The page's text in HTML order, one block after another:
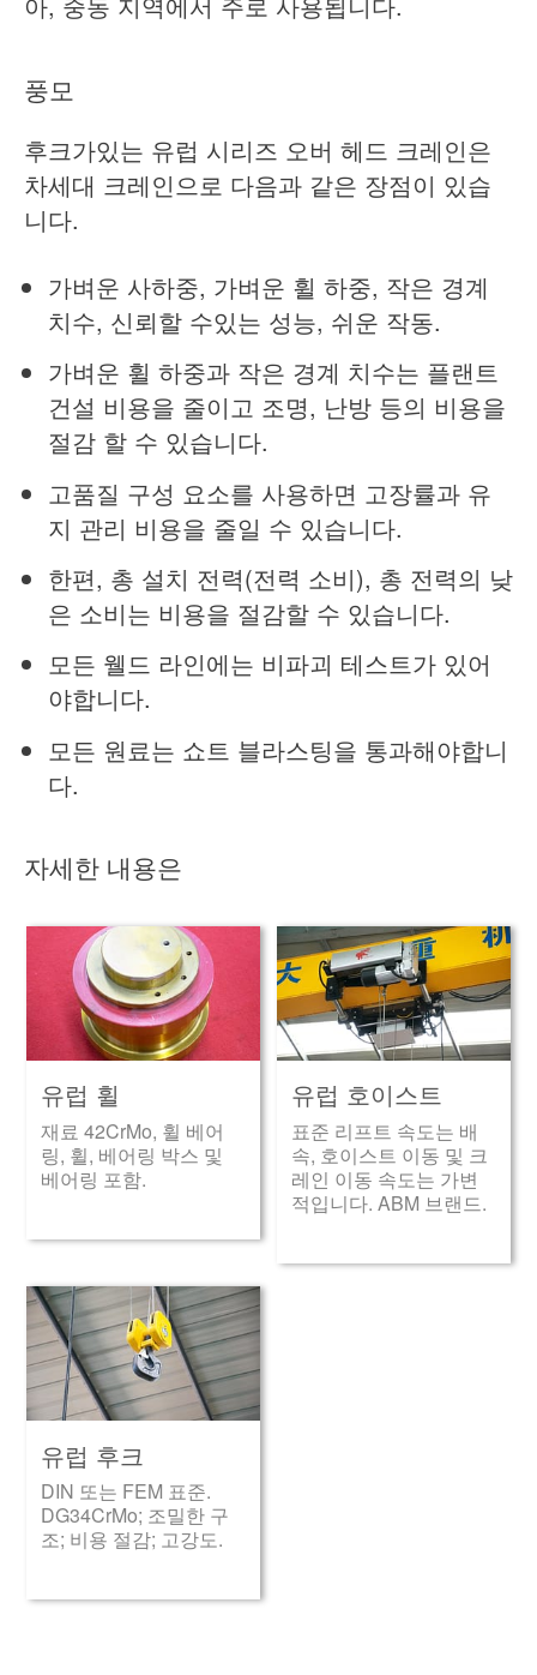
풍모
후크가있는 유럽 시리즈 오버 헤드 크레인은
차세대 크레인으로 다음과 같은 장점이 있습
니다.
가벼운 사하중, 가벼운 휠 하중, 작은 경계
치수, 신뢰할 수있는 성능, 쉬운 작동.
가벼운 휠 하중과 작은 경계 치수는 플랜트
건설 비용을 줄이고 조명, 난방 등의 비용을
절감 할 수 있습니다.
고품질 구성 요소를 사용하면 고장률과 유
지 관리 비용을 줄일 수 있습니다.
한편, 총 설치 전력(전력 소비), 총 전력의 낮
은 소비는 비용을 절감할 수 있습니다.
모든 웰드 라인에는 비파괴 테스트가 있어
야합니다.
모든 원료는 쇼트 블라스팅을 통과해야합니
다.
자세한 내용은
유럽 휠
재료 42CrMo, 휠 베어
링, 휠, 베어링 박스 및
베어링 포함.
유럽 호이스트
표준 리프트 속도는 배
속, 호이스트 이동 및 크
레인 이동 속도는 가변
적입니다. ABM 브랜드.
유럽 후크
DIN 또는 FEM 표준.
DG34CrMo; 조밀한 구
조; 비용 절감; 고강도.